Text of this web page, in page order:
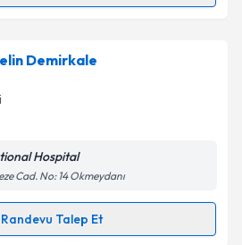
işlenmesine ilişkinAydınlatma
kabul ediyorum.
Talebini Gönder
Güliçin randevu takvimi
bu uzmandan randevu almanız
e-posta ile
işlenmesine ilişkinAydınlatma
Demirkale
Hospital
Cad. No: 14 Okmeydanı
Randevu Talep Et
Talebi